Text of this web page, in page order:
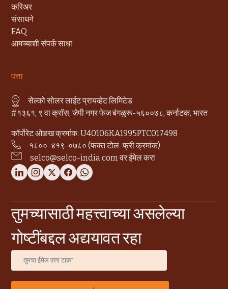
करिअर
संसाधने
FAQ
आमच्याशी संपर्क साधा
पत्ता
सेल्को सोलर लाईट प्रायव्हेट लिमिटेड
#१३६१, ९ वा क्रॉस, जेपी नगर फेज बंगळुरू-५६००७८, कर्नाटक, भारत
कॉर्पोरेट ओळख क्रमांक: U40106KA1995PTC017498
१८००-४१९-०७८० (फक्त टोल-फ्री क्रमांक)
selco@selco-india.com वर ईमेल करा
तुमच्यासाठी महत्त्वाच्या असलेल्या
गोष्टींबद्दल अद्ययावत रहा